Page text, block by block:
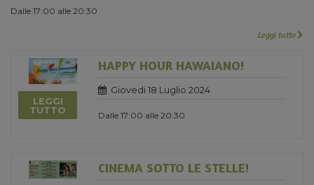
Dalle 17:00 alle 20:30
Leggi tutto
LEGGI
TUTTO
HAPPY HOUR HAWAIANO!
Giovedi 18 Luglio 2024
Dalle 17:00 alle 20:30
CINEMA SOTTO LE STELLE!